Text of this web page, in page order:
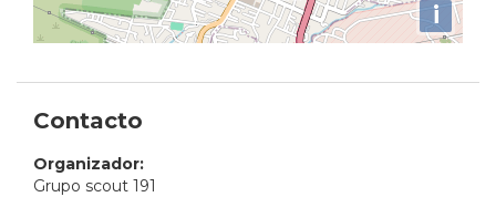
i
Contacto
Organizador:
Grupo scout 191